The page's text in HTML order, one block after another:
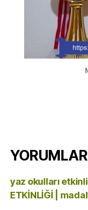
YORUMLAR
yaz okulları
ETKİNLİĞİ |